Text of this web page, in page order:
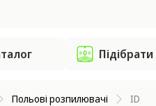
Підібрати
Польові розпилювачі ID